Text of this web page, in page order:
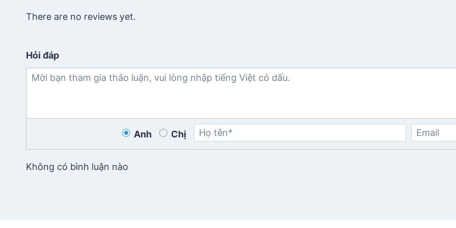
There are no reviews yet.
Hỏi đáp
Anh Chị
Không có bình luận nào